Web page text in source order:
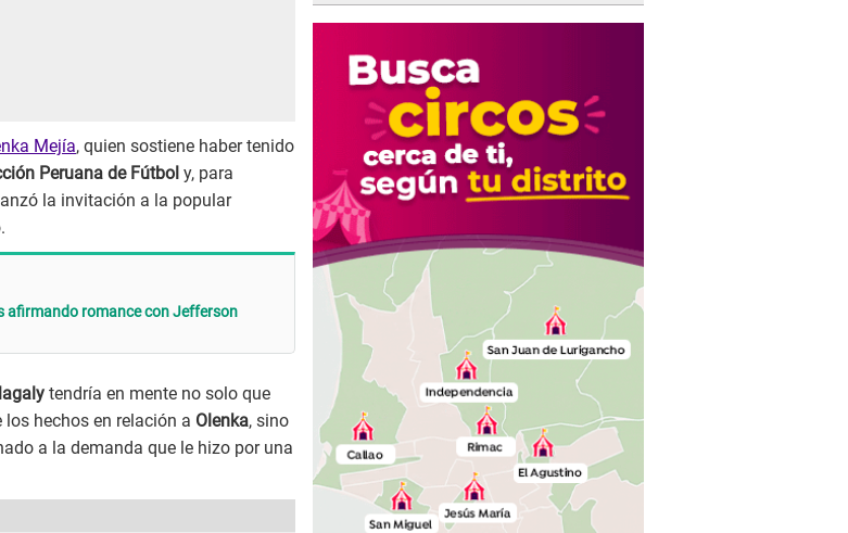
Mejía, quien sostiene haber tenido
Peruana de Fútbol y, para
la invitación a la popular
afirmando romance con Jefferson
tendría en mente no solo que
hechos en relación a Olenka, sino
a la demanda que le hizo por una